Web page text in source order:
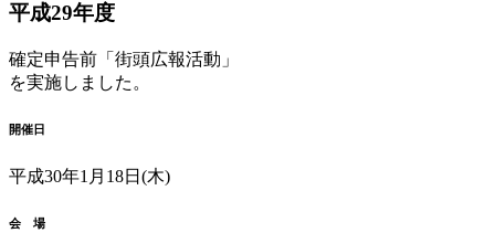
平成29年度
確定申告前「街頭広報活動」
を実施しました。
開催日
平成30年1月18日(木)
会 場